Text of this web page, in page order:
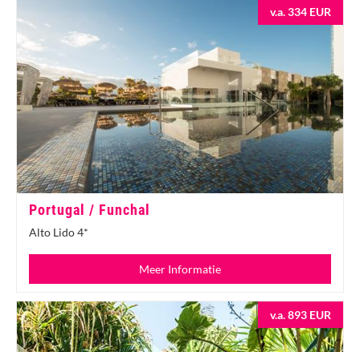
v.a. 334 EUR
Portugal / Funchal
Alto Lido 4*
Meer Informatie
v.a. 893 EUR